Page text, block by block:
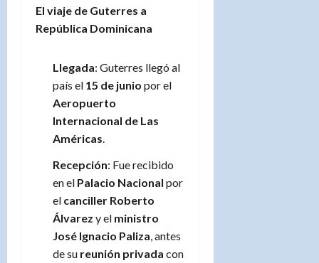
El viaje de Guterres a
República Dominicana
Llegada: Guterres llegó al
país el 15 de junio por el
Aeropuerto
Internacional de Las
Américas.
Recepción: Fue recibido
en el Palacio Nacional por
el canciller Roberto
Álvarez y el ministro
José Ignacio Paliza, antes
de su reunión privada con